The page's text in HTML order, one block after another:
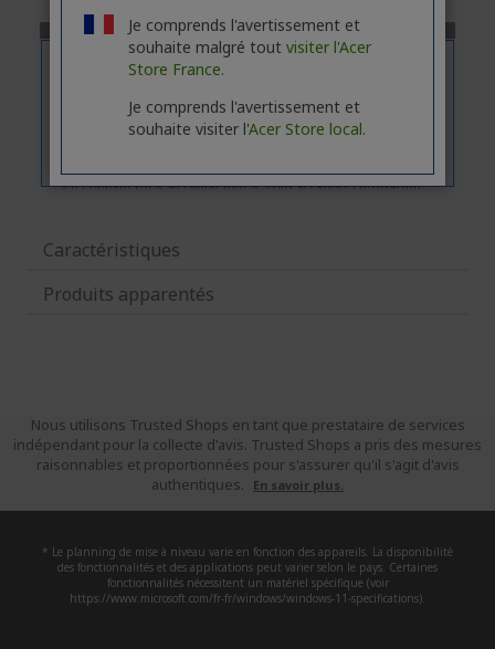
Caractéristiques
Produits apparentés
Nous utilisons Trusted Shops en tant que prestataire de services
indépendant pour la collecte d'avis. Trusted Shops a pris des mesures
raisonnables et proportionnées pour s'assurer qu'il s'agit d'avis
authentiques.
En savoir plus.
* Le planning de mise à niveau varie en fonction des appareils. La disponibilité
des fonctionnalités et des applications peut varier selon le pays. Certaines
fonctionnalités nécessitent un matériel spécifique (voir
https://www.microsoft.com/fr-fr/windows/windows-11-specifications).
Je comprends l'avertissement et
souhaite malgré tout visiter l'Acer
Store France.
Je comprends l'avertissement et
souhaite visiter l'Acer Store local.